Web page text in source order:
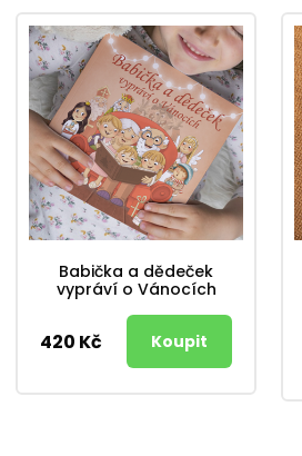
Babička a dědeček
vypráví o Vánocích
420 Kč